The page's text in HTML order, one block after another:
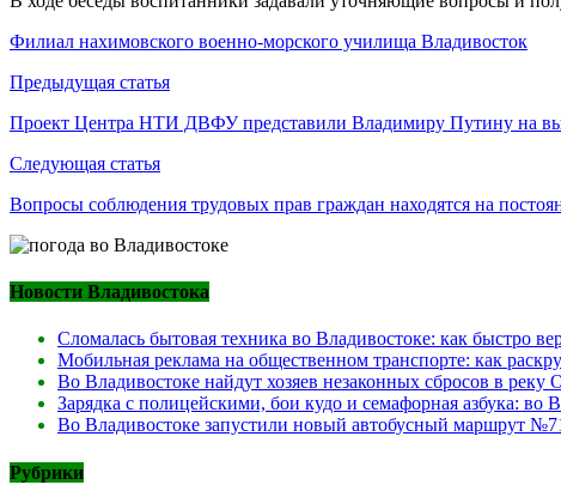
Филиал нахимовского военно-морского училища Владивосток
Навигация
по
записям
Предыдущая статья
Проект Центра НТИ ДВФУ представили Владимиру Путину на
Следующая статья
Вопросы соблюдения трудовых прав граждан находятся на
Новости Владивостока
Сломалась бытовая техника во Владивостоке: как быстро
Мобильная реклама на общественном транспорте: как
Во Владивостоке найдут хозяев незаконных сбросов в
Зарядка с полицейскими, бои кудо и семафорная азбука: во
Во Владивостоке запустили новый автобусный маршрут
Рубрики